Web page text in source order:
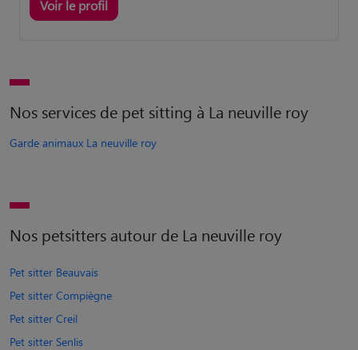
Voir le profil
Nos services de pet sitting à La neuville roy
Garde animaux La neuville roy
Nos petsitters autour de La neuville roy
Pet sitter Beauvais
Pet sitter Compiègne
Pet sitter Creil
Pet sitter Senlis